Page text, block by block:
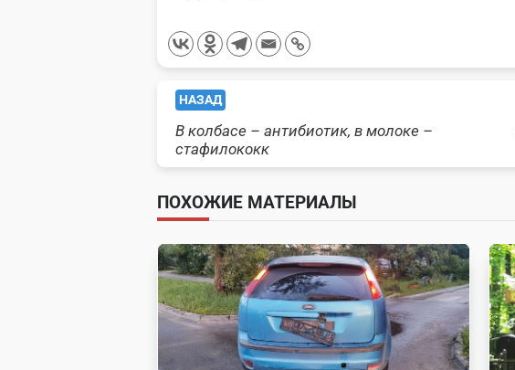
<span
class="nav-
screen-
reader-
text">Page</span>
НАЗАД
В колбасе – антибиотик, в молоке –
стафилококк
ПОХОЖИЕ МАТЕРИАЛЫ